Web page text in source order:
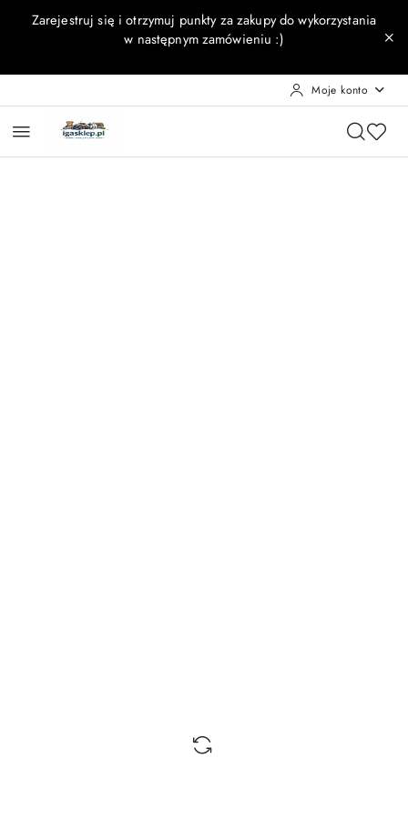
Przejdź do treści głównej
Przejdź do wyszukiwarki
Przejdź do moje konto
Przejdź do menu głównego
Przejdź do opisu produktu
Przejdź do stopki
Zarejestruj się i otrzymuj punkty za zakupy do wykorzystania
w następnym zamówieniu :)
Moje konto